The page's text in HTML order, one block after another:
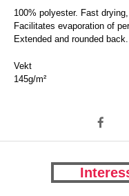
100% polyester. Fast
Facilitates evaporation of
Extended and rounded back.
Vekt
145g/m²